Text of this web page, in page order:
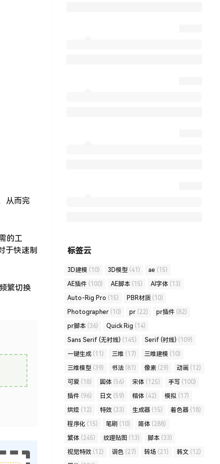
从而完
的工
于快速制
繁切换
标签云
3D建模 (10) 3D模型 (41) ae (15)
AE插件 (100) AE脚本 (15) AI字体 (13)
Auto-Rig Pro (15) PBR材质 (10)
Photographer (10) pr (22) pr插件 (82)
pr脚本 (36) Quick Rig (14)
Sans Serif (无衬线) (145) Serif (衬线) (109)
一键生成 (11) 三维 (17) 三维建模 (10)
三维模型 (39) 书法 (81) 像素 (29) 动画 (12)
可爱 (18) 圆体 (56) 宋体 (125) 手写 (100)
插件 (96) 日文 (59) 楷体 (42) 模拟 (17)
烘焙 (12) 特效 (33) 生成器 (15) 着色器 (18)
程序化 (15) 笔刷 (10) 简体 (288)
繁体 (245) 纹理贴图 (13) 脚本 (33)
视觉特效 (12) 调色 (27) 转场 (21) 韩文 (12)